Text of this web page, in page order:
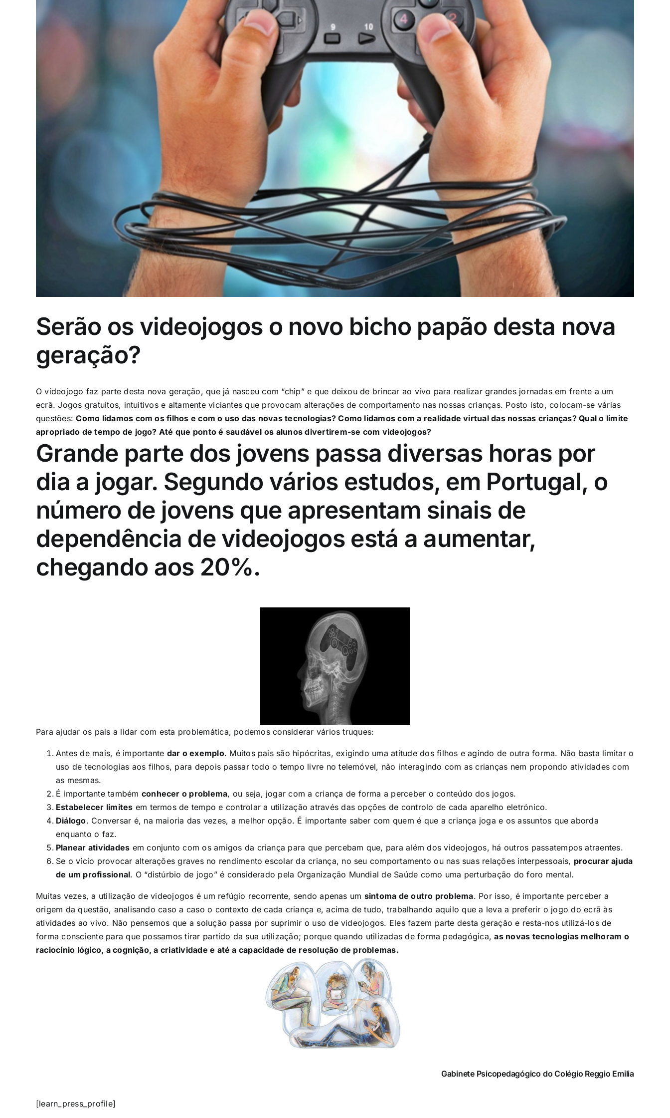
Serão os videojogos o novo bicho papão desta nova
geração?
O videojogo faz parte desta nova geração, que já nasceu com “chip” e que deixou de brincar ao vivo para realizar grandes jornadas em frente a um
ecrã. Jogos gratuitos, intuitivos e altamente viciantes que provocam alterações de comportamento nas nossas crianças. Posto isto, colocam-se várias
questões:Como lidamos com os filhos e com o uso das novas tecnologias? Como lidamos com a realidade virtual das nossas crianças? Qual o limite
apropriado de tempo de jogo? Até que ponto é saudável os alunos divertirem-se com videojogos?
Grande parte dos jovens passa diversas horas por
dia a jogar. Segundo vários estudos, em Portugal, o
número de jovens que apresentam sinais de
dependência de videojogos está a aumentar,
chegando aos 20%.
Para ajudar os pais a lidar com esta problemática, podemos considerar vários truques:
Antes de mais, é importante dar o exemplo. Muitos pais são hipócritas, exigindo uma atitude dos filhos e agindo de outra forma. Não basta limitar o
uso de tecnologias aos filhos, para depois passar todo o tempo livre no telemóvel, não interagindo com as crianças nem propondo atividades com
as mesmas.
É importante também conhecer o problema, ou seja, jogar com a criança de forma a perceber o conteúdo dos jogos.
Estabelecer limites em termos de tempo e controlar a utilização através das opções de controlo de cada aparelho eletrónico.
Diálogo. Conversar é, na maioria das vezes, a melhor opção. É importante saber com quem é que a criança joga e os assuntos que aborda
enquanto o faz.
Planear atividades em conjunto com os amigos da criança para que percebam que, para além dos videojogos, há outros passatempos atraentes.
Se o vício provocar alterações graves no rendimento escolar da criança, no seu comportamento ou nas suas relações interpessoais, procurar ajuda
de um profissional. O “distúrbio de jogo” é considerado pela Organização Mundial de Saúde como uma perturbação do foro mental.
Muitas vezes, a utilização de videojogos é um refúgio recorrente, sendo apenas um sintoma de outro problema. Por isso, é importante perceber a
origem da questão, analisando caso a caso o contexto de cada criança e, acima de tudo, trabalhando aquilo que a leva a preferir o jogo do ecrã às
atividades ao vivo. Não pensemos que a solução passa por suprimir o uso de videojogos. Eles fazem parte desta geração e resta-nos utilizá-los de
forma consciente para que possamos tirar partido da sua utilização; porque quando utilizadas de forma pedagógica,as novas tecnologias melhoram o
raciocínio lógico, a cognição, a criatividade e até a capacidade de resolução de problemas.
Gabinete Psicopedagógico do Colégio Reggio Emilia
[learn_press_profile]